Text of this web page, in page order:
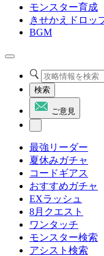
モンスター育成
きせかえドロッ
BGM
検索
ご意見
最強リーダー
夏休みガチャ
コードギアス
おすすめガチャ
EXラッシュ
8月クエスト
ワンタッチ
モンスター検索
アシスト検索